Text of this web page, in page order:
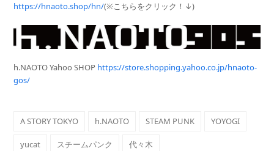
https://hnaoto.shop/hn/(※こちらをクリック！↓)
h.NAOTO Yahoo SHOP https://store.shopping.yahoo.co.jp/hnaoto-
gos/
A STORY TOKYO h.NAOTO STEAM PUNK YOYOGI
yucat スチームパンク 代々木